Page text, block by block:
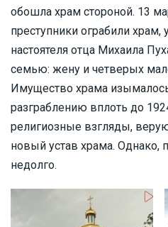
обошла храм стороной. 13
преступники ограбили
настоятеля отца Михаила
семью: жену и четверых
Имущество храма
разграблению вплоть до
религиозные взгляды,
новый устав храма. Однако,
недолго.